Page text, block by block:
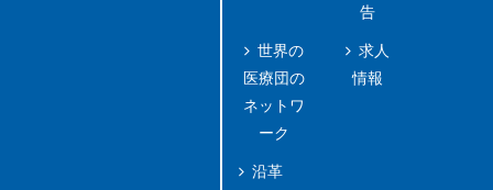
世界の
医療団の
ネットワ
ーク
沿革
告
求人
情報